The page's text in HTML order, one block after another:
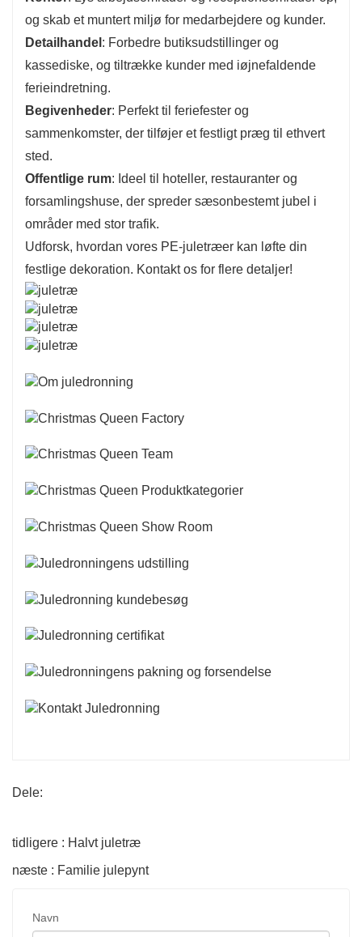
og skab et muntert miljø for medarbejdere og kunder.
Detailhandel : Forbedre butiksudstillinger og
kassediske, og tiltrække kunder med iøjnefaldende
ferieindretning.
Begivenheder: Perfekt til feriefester og
sammenkomster, der tilføjer et festligt præg til ethvert
sted.
Offentlige rum: Ideel til hoteller, restauranter og
forsamlingshuse, der spreder sæsonbestemt jubel i
områder med stor trafik.
Udforsk, hvordan vores PE-juletræer kan løfte din
festlige dekoration. Kontakt os for flere detaljer!
Dele:
tidligere : Halvt juletræ
næste : Familie julepynt
Navn